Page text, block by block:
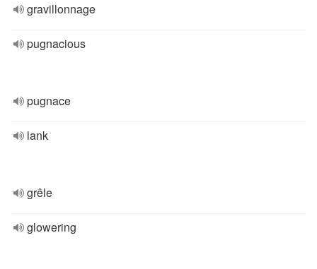
gravillonnage
pugnacious
pugnace
lank
grêle
glowering